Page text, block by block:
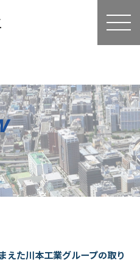
えた川本工業グループの取り